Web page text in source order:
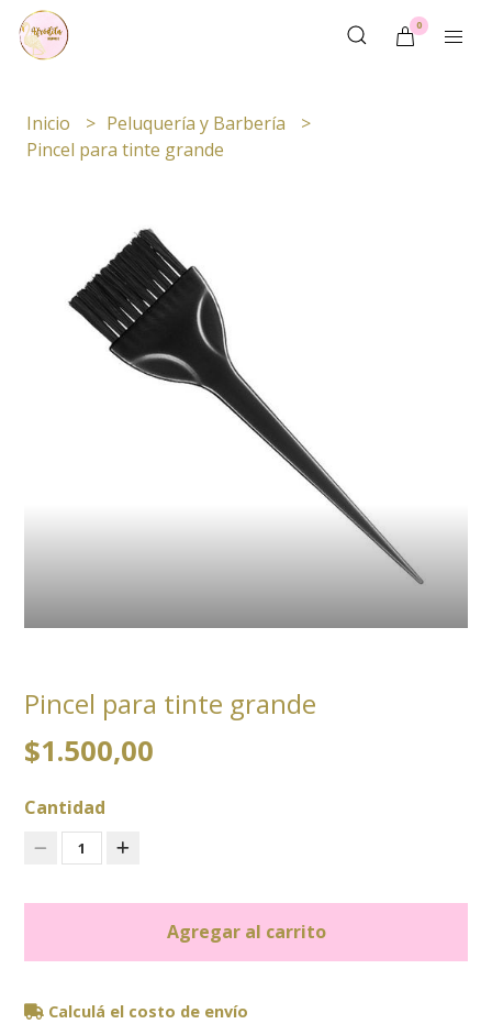
0
Inicio
Peluquería y Barbería
Pincel para tinte grande
Pincel para tinte grande
$1.500,00
Cantidad
1
Agregar al carrito
Calculá el costo de envío